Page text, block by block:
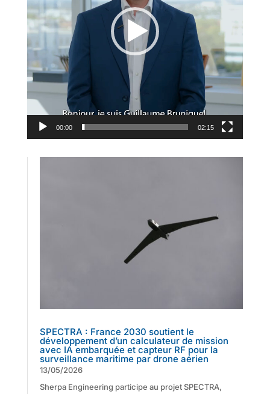
00:00 02:15
SPECTRA : France 2030 soutient le
développement d’un calculateur de mission
avec IA embarquée et capteur RF pour la
surveillance maritime par drone aérien
13/05/2026
Sherpa Engineering participe au projet SPECTRA,